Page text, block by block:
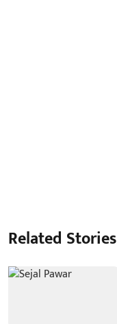
Related Stories